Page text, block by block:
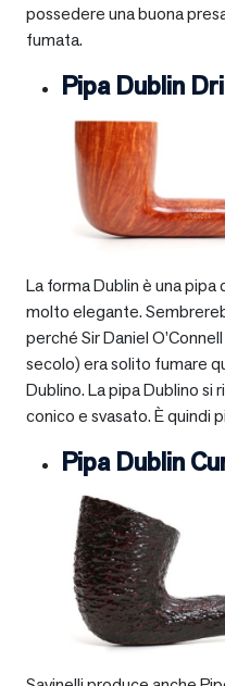
possedere una buona
fumata.
Pipa Dublin
La forma Dublin è una
molto elegante.
perché Sir Daniel
secolo) era solito fumare
Dublino. La pipa Dublino
conico e svasato. È quindi
Pipa Dublin